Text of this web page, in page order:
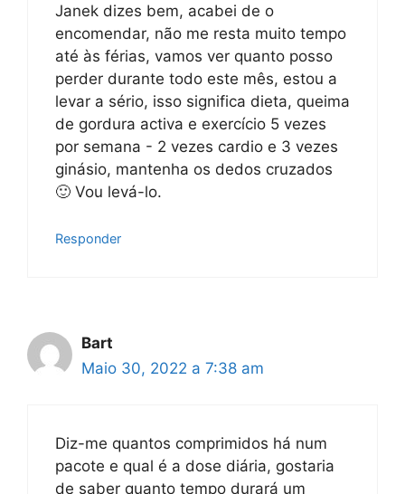
Janek dizes bem, acabei de o
encomendar, não me resta muito tempo
até às férias, vamos ver quanto posso
perder durante todo este mês, estou a
levar a sério, isso significa dieta, queima
de gordura activa e exercício 5 vezes
por semana - 2 vezes cardio e 3 vezes
ginásio, mantenha os dedos cruzados
🙂 Vou levá-lo.
Responder
Bart
Maio 30, 2022 a 7:38 am
Diz-me quantos comprimidos há num
pacote e qual é a dose diária, gostaria
de saber quanto tempo durará um